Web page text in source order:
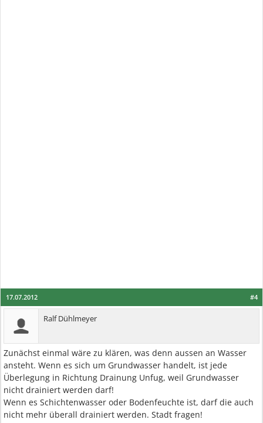
#4
17.07.2012
Ralf Dühlmeyer
Zunächst einmal wäre zu klären, was denn aussen an Wasser
ansteht. Wenn es sich um Grundwasser handelt, ist jede
Überlegung in Richtung Drainung Unfug, weil Grundwasser
nicht drainiert werden darf!
Wenn es Schichtenwasser oder Bodenfeuchte ist, darf die auch
nicht mehr überall drainiert werden. Stadt fragen!